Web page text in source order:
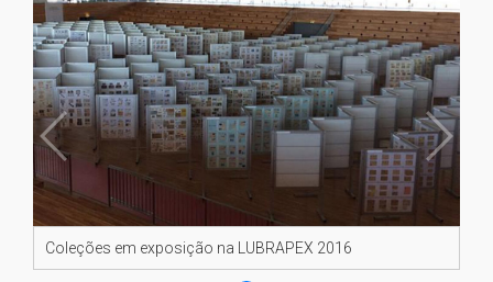
Coleções em exposição na LUBRAPEX 2016